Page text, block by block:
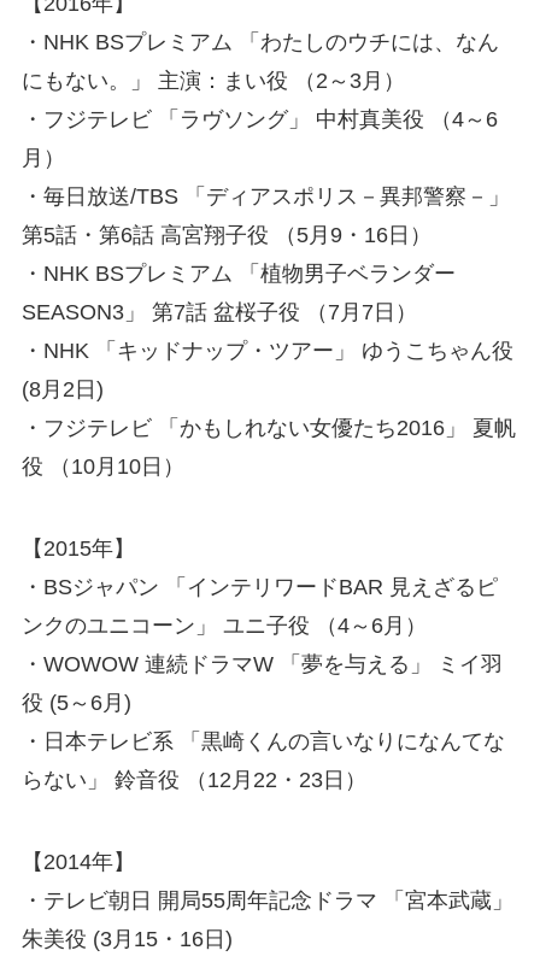
・NHK BSプレミアム 「わたしのウチには、なん
にもない。」 主演：まい役 （2～3月）
・フジテレビ 「ラヴソング」 中村真美役 （4～6
月）
・毎日放送/TBS 「ディアスポリス－異邦警察－」
第5話・第6話 高宮翔子役 （5月9・16日）
・NHK BSプレミアム 「植物男子ベランダー
SEASON3」 第7話 盆桜子役 （7月7日）
・NHK 「キッドナップ・ツアー」 ゆうこちゃん役
(8月2日)
・フジテレビ 「かもしれない女優たち2016」 夏帆
役 （10月10日）
【2015年】
・BSジャパン 「インテリワードBAR 見えざるピ
ンクのユニコーン」 ユニ子役 （4～6月）
・WOWOW 連続ドラマW 「夢を与える」 ミイ羽
役 (5～6月)
・日本テレビ系 「黒崎くんの言いなりになんてな
らない」 鈴音役 （12月22・23日）
【2014年】
・テレビ朝日 開局55周年記念ドラマ 「宮本武蔵」
朱美役 (3月15・16日)